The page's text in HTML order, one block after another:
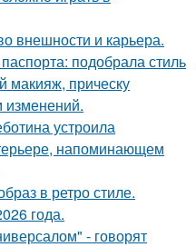
внешности и карьера.
подобрала стиль
макияж, прическу
изменений.
устроила
напоминающем
в ретро стиле.
года.
- говорят